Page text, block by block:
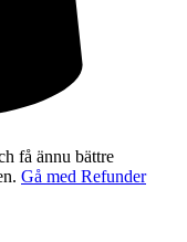
få ännu bättre
Gå med Refunder